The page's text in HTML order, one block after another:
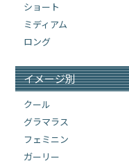
ショート
ミディアム
ロング
イメージ別
クール
グラマラス
フェミニン
ガーリー